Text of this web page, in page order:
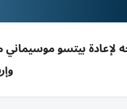
لإعادة بيتسو موسيماني